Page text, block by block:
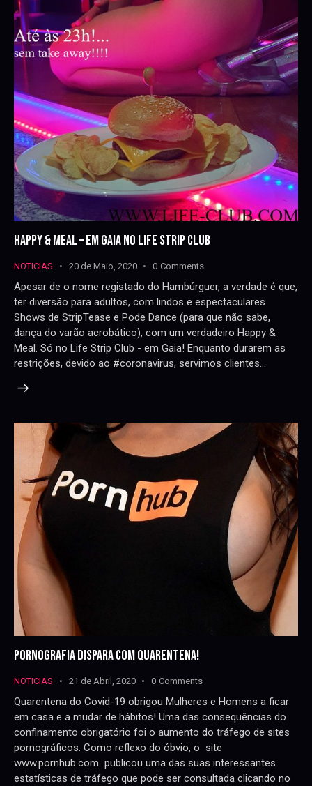
HAPPY & MEAL – EM GAIA NO LIFE STRIP CLUB
NOTICIAS 20 de Maio, 2020 0 Comments
Apesar de o nome registado do Hambúrguer, a verdade é que,
ter diversão para adultos, com lindos e espectaculares
Shows de StripTease e Pode Dance (para que não sabe,
dança do varão acrobático), com um verdadeiro Happy &
Meal. Só no Life Strip Club - em Gaia! Enquanto durarem as
restrições, devido ao #coronavirus, servimos clientes…
PORNOGRAFIA DISPARA COM QUARENTENA!
NOTICIAS 21 de Abril, 2020 0 Comments
Quarentena do Covid-19 obrigou Mulheres e Homens a ficar
em casa e a mudar de hábitos! Uma das consequências do
confinamento obrigatório foi o aumento do tráfego de sites
pornográficos. Como reflexo do óbvio, o site
www.pornhub.com publicou uma das suas interessantes
estatísticas de tráfego que pode ser consultada clicando no